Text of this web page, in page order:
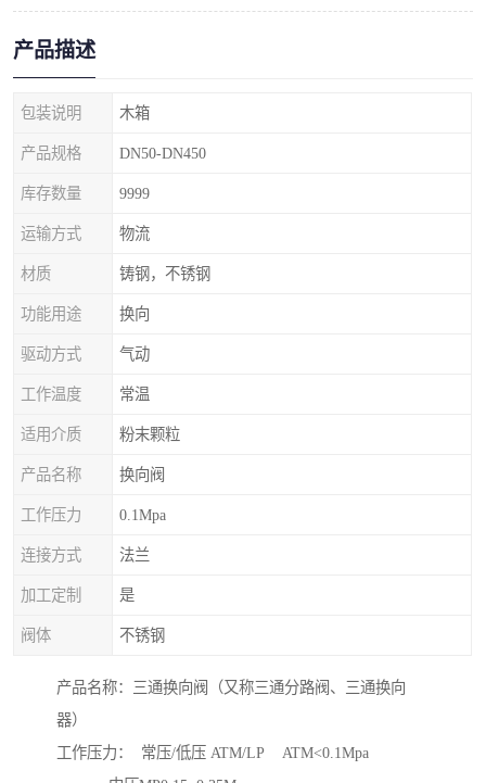
产品描述
包装说明 木箱
产品规格 DN50-DN450
库存数量 9999
运输方式 物流
材质 铸钢，不锈钢
功能用途 换向
驱动方式 气动
工作温度 常温
适用介质 粉末颗粒
产品名称 换向阀
工作压力 0.1Mpa
连接方式 法兰
加工定制 是
阀体 不锈钢
产品名称：三通换向阀（又称三通分路阀、三通换向
器）
工作压力： 常压/低压 ATM/LP ATM<0.1Mpa